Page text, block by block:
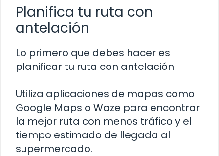
Planifica tu ruta con
antelación
Lo primero que debes hacer es
planificar tu ruta con antelación.
Utiliza aplicaciones de mapas como
Google Maps o Waze para encontrar
la mejor ruta con menos tráfico y el
tiempo estimado de llegada al
supermercado.